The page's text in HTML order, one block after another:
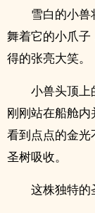
雪白的小
舞着它的小爪
得的张亮大笑。
小兽头顶上
刚刚站在船舱
看到点点的金
圣树吸收。
这株独特的